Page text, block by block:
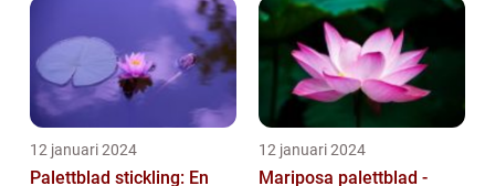
12 januari 2024
Palettblad stickling: En
12 januari 2024
Mariposa palettblad -